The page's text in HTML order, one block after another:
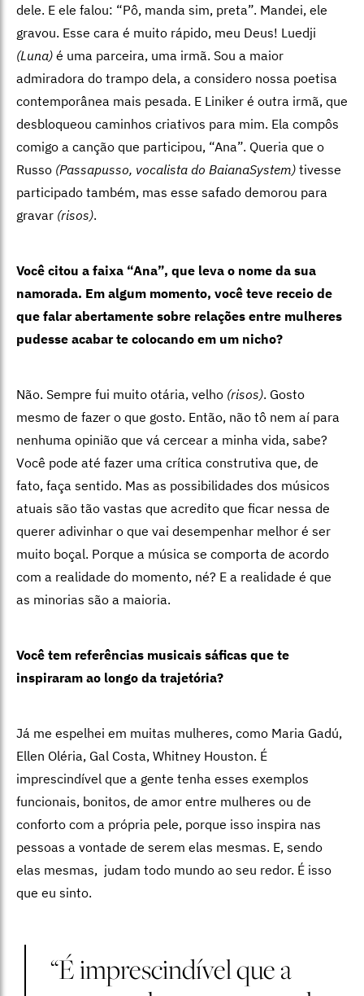
dele. E ele falou: “Pô, manda sim, preta”. Mandei, ele
gravou. Esse cara é muito rápido, meu Deus! Luedji
(Luna) é uma parceira, uma irmã. Sou a maior
admiradora do trampo dela, a considero nossa poetisa
contemporânea mais pesada. E Liniker é outra irmã, que
desbloqueou caminhos criativos para mim. Ela compôs
comigo a canção que participou, “Ana”. Queria que o
Russo (Passapusso, vocalista do BaianaSystem) tivesse
participado também, mas esse safado demorou para
gravar (risos).
Você citou a faixa “Ana”, que leva o nome da sua
namorada. Em algum momento, você teve receio de
que falar abertamente sobre relações entre mulheres
pudesse acabar te colocando em um nicho?
Não. Sempre fui muito otária, velho (risos). Gosto
mesmo de fazer o que gosto. Então, não tô nem aí para
nenhuma opinião que vá cercear a minha vida, sabe?
Você pode até fazer uma crítica construtiva que, de
fato, faça sentido. Mas as possibilidades dos músicos
atuais são tão vastas que acredito que ficar nessa de
querer adivinhar o que vai desempenhar melhor é ser
muito boçal. Porque a música se comporta de acordo
com a realidade do momento, né? E a realidade é que
as minorias são a maioria.
Você tem referências musicais sáficas que te
inspiraram ao longo da trajetória?
Já me espelhei em muitas mulheres, como Maria Gadú,
Ellen Oléria, Gal Costa, Whitney Houston. É
imprescindível que a gente tenha esses exemplos
funcionais, bonitos, de amor entre mulheres ou de
conforto com a própria pele, porque isso inspira nas
pessoas a vontade de serem elas mesmas. E, sendo
elas mesmas, judam todo mundo ao seu redor. É isso
que eu sinto.
“É imprescindível que a